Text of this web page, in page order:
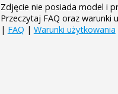
Zdjęcie nie posiada model i
Przeczytaj FAQ oraz warunki
| FAQ | Warunki użytkowania